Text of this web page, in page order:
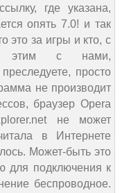
где указана,
опять 7.0! и так
это за игры и кто, с
этим с нами,
просто
не производит
браузер Opera
не может
в Интернете
Может-быть это
для подключения к
беспроводное.